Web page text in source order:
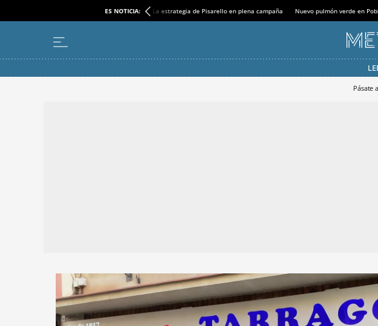
ES NOTICIA: La estrategia de Pisarello en plena campaña Nuevo pulmón verde en
Pásate